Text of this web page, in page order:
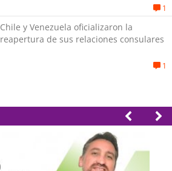
1
Chile y Venezuela oficializaron la
reapertura de sus relaciones consulares
1